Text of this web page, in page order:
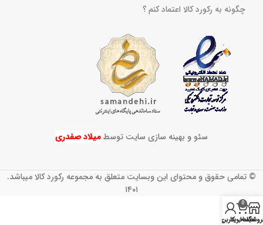
چگونه به رکورد کالا اعتماد کنم ؟
سئو و بهینه سازی سایت توسطمیلاد صفدری
© تمامی حقوق و محتوای این وبسایت متعلق به مجموعه رکورد کالا میباشد.
۱۴۰۱
0
سبد خرید
حساب کاربری من